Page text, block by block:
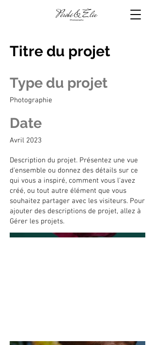
Titre du projet
Type du projet
Photographie
Date
Avril 2023
Description du projet. Présentez une vue
d'ensemble ou donnez des détails sur ce
qui vous a inspiré, comment vous l'avez
créé, ou tout autre élément que vous
souhaitez partager avec les visiteurs. Pour
ajouter des descriptions de projet, allez à
Gérer les projets.